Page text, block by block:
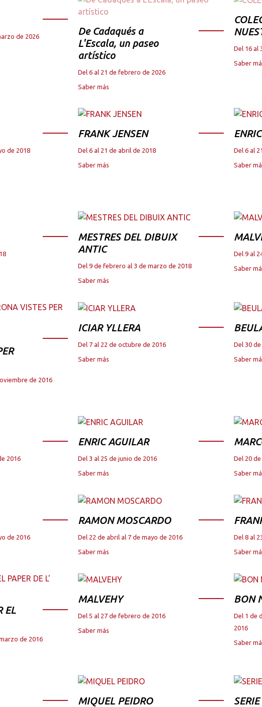
de 2026
De Cadaqués a
L'Escala, un paseo
artístico
Del 6 al 21 de febrero de 2026
Saber más
Del 16 al
Saber
de 2018
FRANK JENSEN
Del 6 al 21 de abril de 2018
Saber más
Del 6 al
Saber
MESTRES DEL DIBUIX
ANTIC
Del 9 de febrero al 3 de marzo de 2018
Saber más
Del 9 al
Saber
de 2016
ICIAR YLLERA
Del 7 al 22 de octubre de 2016
Saber más
Del 30
Saber
2016
ENRIC AGUILAR
Del 3 al 25 de junio de 2016
Saber más
Del 20
Saber
de 2016
RAMON MOSCARDO
Del 22 de abril al 7 de mayo de 2016
Saber más
Del 8 al
Saber
EL
de 2016
MALVEHY
Del 5 al 27 de febrero de 2016
Saber más
BON
Del 1 de
2016
Saber
MIQUEL PEIDRO